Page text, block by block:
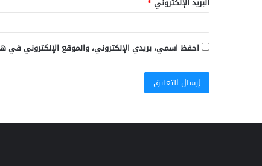
احفظ اسمي، بريدي الإلكتروني، والموقع الإلكتروني في